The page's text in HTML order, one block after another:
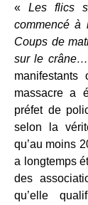
« Les flics
commencé à
Coups de
sur le crâne…
massacre a
préfet de
selon la
qu’au moins
a longtemps
des
qu’elle